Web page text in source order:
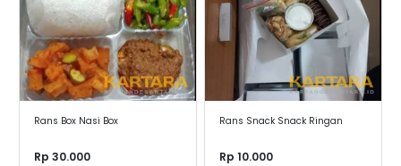
Rans Box Nasi Box
Rp 30.000
Rans Snack Snack Ringan
Rp 10.000